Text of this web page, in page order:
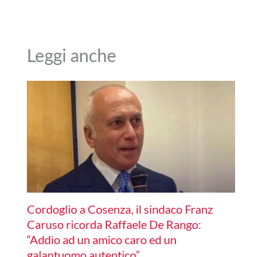
Leggi anche
Cordoglio a Cosenza, il sindaco Franz
Caruso ricorda Raffaele De Rango:
“Addio ad un amico caro ed un